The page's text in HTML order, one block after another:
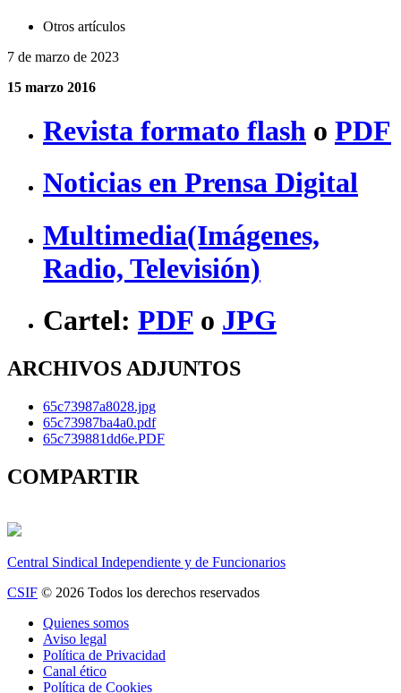
Otros artículos
7 de marzo de 2023
15 marzo 2016
Revista formato flash o PDF
Noticias en Prensa Digital
Multimedia(Imágenes,
Radio, Televisión)
Cartel: PDF o JPG
ARCHIVOS ADJUNTOS
65c73987a8028.jpg
65c73987ba4a0.pdf
65c739881dd6e.PDF
COMPARTIR
Central Sindical Independiente y de Funcionarios
CSIF © 2026 Todos los derechos reservados
Quienes somos
Aviso legal
Política de Privacidad
Canal ético
Política de Cookies